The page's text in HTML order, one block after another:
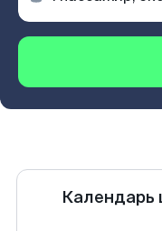
Календарь